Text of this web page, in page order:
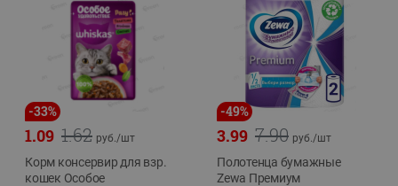
-33%
1.62
1.09 руб./шт
Корм консервир для взр.
кошек Особое
-49%
7.90
3.99 руб./шт
Полотенца бумажные
Zewa Премиум